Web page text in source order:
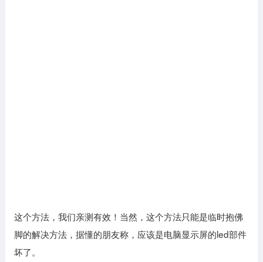
这个方法，我们亲测有效！当然，这个方法只能是临时抱佛
脚的解决方法，据懂的朋友称，应该是电脑显示屏的led部件
坏了。